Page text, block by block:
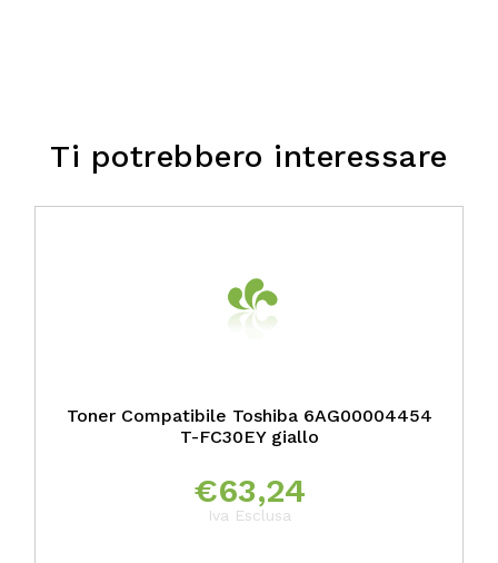
Ti potrebbero interessare
Toner Compatibile Toshiba 6AG00004454
T-FC30EY giallo
€63,24
Iva Esclusa